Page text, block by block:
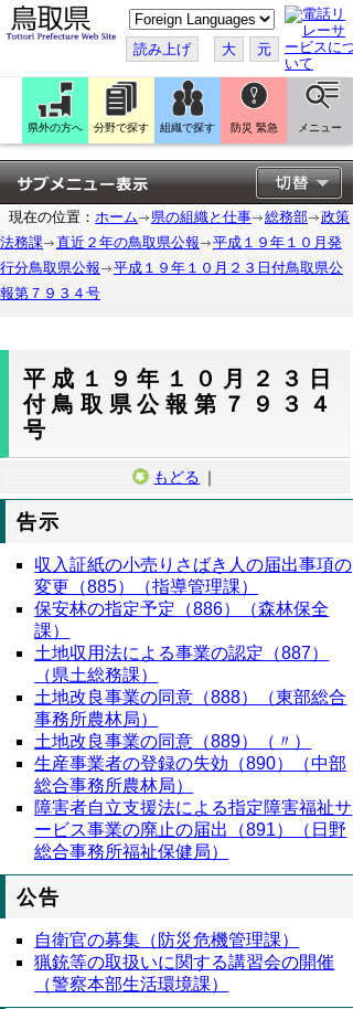
こ
の
ペ
ー
ジ
翻
訳
す
る
読み上げ 大 元
県外の方へ 分野で探す 組織で探す 防災 緊急 メニュー
現在の位置： ホーム 県の組織と仕事 総務部
政策
法務課
直近２年の鳥取県公報
平成１９年１０月発
行分鳥取県公報
平成１９年１０月２３日付鳥取県公
報第７９３４号
平成１９年１０月２３日
付鳥取県公報第７９３４
号
もどる ｜
告示
収入証紙の小売りさばき人の届出事項の
変更（885）（指導管理課）
保安林の指定予定（886）（森林保全
課）
土地収用法による事業の認定（887）
（県土総務課）
土地改良事業の同意（888）（東部総合
事務所農林局）
土地改良事業の同意（889）（〃）
生産事業者の登録の失効（890）（中部
総合事務所農林局）
障害者自立支援法による指定障害福祉サ
ービス事業の廃止の届出（891）（日野
総合事務所福祉保健局）
公告
自衛官の募集（防災危機管理課）
猟銃等の取扱いに関する講習会の開催
（警察本部生活環境課）